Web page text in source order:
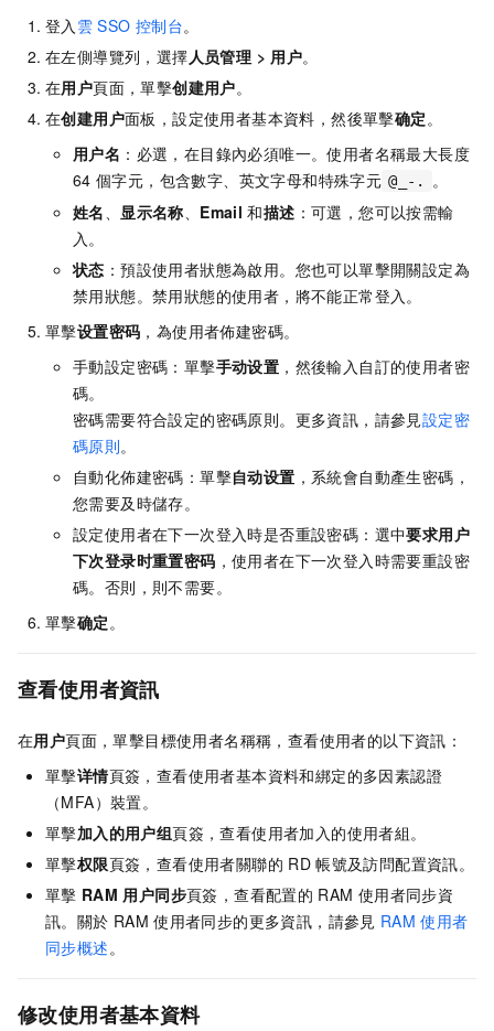
登入 雲 SSO 控制台。
在左側導覽列，選擇人员管理 > 用户。
在用户頁面，單擊创建用户。
在创建用户面板，設定使用者基本資料，然後單擊确定。
用户名 ：必選，在目錄內必須唯一。使用者名稱最大長度
64 個字元，包含數字、英文字母和特殊字元 @_-.
。
姓名、显示名称、 Email 和描述 ：可選，您可以按需輸
入。
状态 ：預設使用者狀態為啟用。您也可以單擊開關設定為
禁用狀態。禁用狀態的使用者，將不能正常登入。
單擊设置密码 ，為使用者佈建密碼。
手動設定密碼：單擊手动设置 ，然後輸入自訂的使用者密
碼。
密碼需要符合設定的密碼原則。更多資訊，請參見設定密
碼原則。
自動化佈建密碼：單擊自动设置 ，系統會自動產生密碼，
您需要及時儲存。
設定使用者在下一次登入時是否重設密碼：選中要求用户
下次登录时重置密码 ，使用者在下一次登入時需要重設密
碼。否則，則不需要。
單擊确定。
查看使用者資訊
在用户頁面，單擊目標使用者名稱稱，查看使用者的以下資訊：
單擊详情頁簽，查看使用者基本資料和綁定的多因素認證
（MFA）裝置。
單擊加入的用户组頁簽，查看使用者加入的使用者組。
單擊权限頁簽，查看使用者關聯的 RD 帳號及訪問配置資訊。
單擊 RAM 用户同步頁簽，查看配置的 RAM 使用者同步資
訊。關於 RAM 使用者同步的更多資訊，請參見 RAM 使用者
同步概述。
修改使用者基本資料